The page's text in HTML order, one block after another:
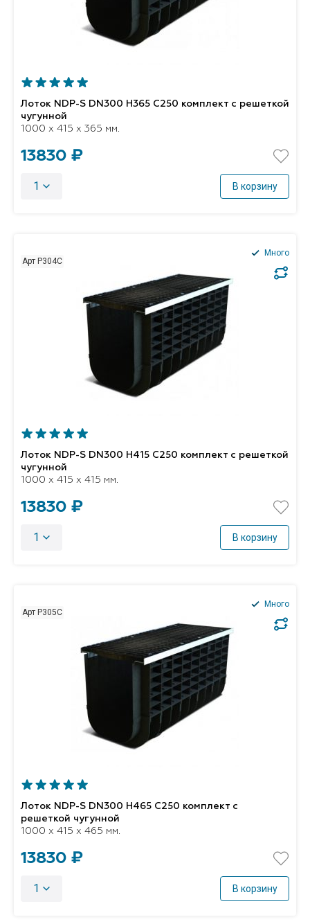
Лоток NDP-S DN300 H365 C250 комплект с решеткой
чугунной
1000 x 415 x 365 мм.
13830 ₽
1 В корзину
Арт P304C
Много
Лоток NDP-S DN300 H415 C250 комплект с решеткой
чугунной
1000 x 415 x 415 мм.
13830 ₽
1 В корзину
Арт P305C
Много
Лоток NDP-S DN300 H465 C250 комплект с
решеткой чугунной
1000 x 415 x 465 мм.
13830 ₽
1 В корзину